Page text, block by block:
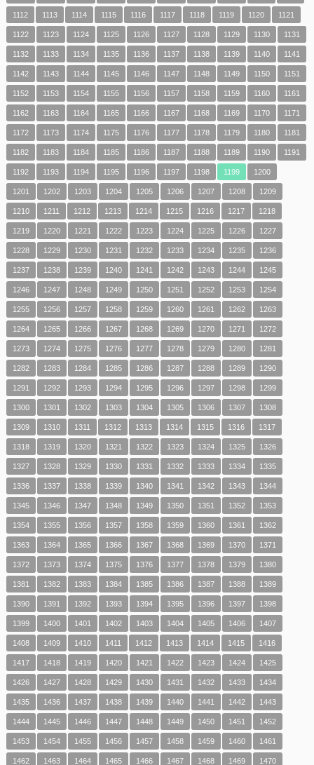
1112 1113 1114 1115 1116 1117 1118 1119 1120 1121
1122 1123 1124 1125 1126 1127 1128 1129 1130 1131
1132 1133 1134 1135 1136 1137 1138 1139 1140 1141
1142 1143 1144 1145 1146 1147 1148 1149 1150 1151
1152 1153 1154 1155 1156 1157 1158 1159 1160 1161
1162 1163 1164 1165 1166 1167 1168 1169 1170 1171
1172 1173 1174 1175 1176 1177 1178 1179 1180 1181
1182 1183 1184 1185 1186 1187 1188 1189 1190 1191
1192 1193 1194 1195 1196 1197 1198 1199 1200
1201 1202 1203 1204 1205 1206 1207 1208 1209
1210 1211 1212 1213 1214 1215 1216 1217 1218
1219 1220 1221 1222 1223 1224 1225 1226 1227
1228 1229 1230 1231 1232 1233 1234 1235 1236
1237 1238 1239 1240 1241 1242 1243 1244 1245
1246 1247 1248 1249 1250 1251 1252 1253 1254
1255 1256 1257 1258 1259 1260 1261 1262 1263
1264 1265 1266 1267 1268 1269 1270 1271 1272
1273 1274 1275 1276 1277 1278 1279 1280 1281
1282 1283 1284 1285 1286 1287 1288 1289 1290
1291 1292 1293 1294 1295 1296 1297 1298 1299
1300 1301 1302 1303 1304 1305 1306 1307 1308
1309 1310 1311 1312 1313 1314 1315 1316 1317
1318 1319 1320 1321 1322 1323 1324 1325 1326
1327 1328 1329 1330 1331 1332 1333 1334 1335
1336 1337 1338 1339 1340 1341 1342 1343 1344
1345 1346 1347 1348 1349 1350 1351 1352 1353
1354 1355 1356 1357 1358 1359 1360 1361 1362
1363 1364 1365 1366 1367 1368 1369 1370 1371
1372 1373 1374 1375 1376 1377 1378 1379 1380
1381 1382 1383 1384 1385 1386 1387 1388 1389
1390 1391 1392 1393 1394 1395 1396 1397 1398
1399 1400 1401 1402 1403 1404 1405 1406 1407
1408 1409 1410 1411 1412 1413 1414 1415 1416
1417 1418 1419 1420 1421 1422 1423 1424 1425
1426 1427 1428 1429 1430 1431 1432 1433 1434
1435 1436 1437 1438 1439 1440 1441 1442 1443
1444 1445 1446 1447 1448 1449 1450 1451 1452
1453 1454 1455 1456 1457 1458 1459 1460 1461
1462 1463 1464 1465 1466 1467 1468 1469 1470